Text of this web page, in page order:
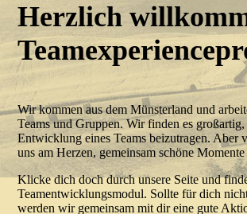
Herzlich
Wir kommen aus dem Münsterland und
Teams und Gruppen. Wir finden es großartig,
Entwicklung eines Teams beizutragen. Aber
uns am Herzen, gemeinsam schöne
Klicke dich doch durch unsere Seite und
Teamentwicklungsmodul. Sollte für dich
werden wir gemeinsam mit dir eine gute